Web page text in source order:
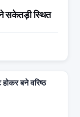
सकेतड़ी स्थित
बने वरिष्ठ